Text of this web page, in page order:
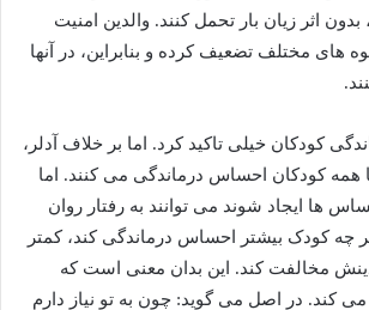
اثر زیان بار تحمل کنند. والدین امنیت
های مختلف تضعیف کرده و بنابراین، در آنها
کودکان خیلی تاکید کرد. اما بر خلاف آدلر،
همه کودکان احساس درماندگی می کنند. اما
ها ایجاد شوند می توانند به رفتار روان
چه کودک بیشتر احساس درماندگی کند، کمتر
مخالفت کند. این بدان معنی است که
در اصل می گوید: چون به تو نیاز دارم